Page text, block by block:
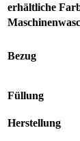
erhältliche
Bezug
Füllung
Herstellung